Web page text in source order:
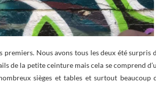
premiers. Nous avons tous les deux été surpris
de la petite ceinture mais cela se comprend
sièges et tables et surtout beaucoup